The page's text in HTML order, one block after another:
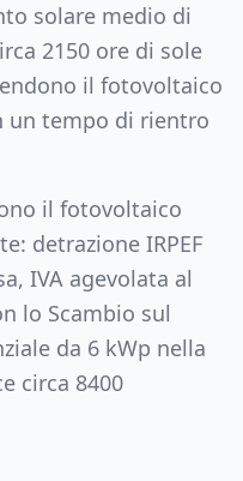
solare medio di
2150 ore di sole
il fotovoltaico
un tempo di rientro
il fotovoltaico
detrazione IRPEF
IVA agevolata al
lo Scambio sul
da 6 kWp nella
circa 8400